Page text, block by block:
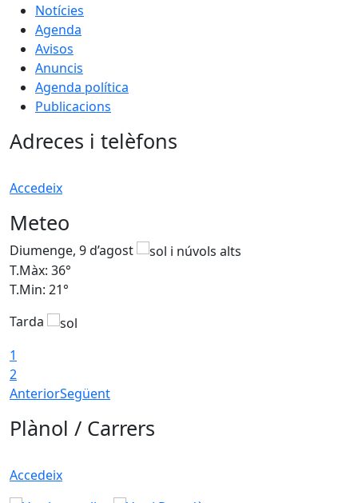
Notícies
Agenda
Avisos
Anuncis
Agenda política
Publicacions
Adreces i telèfons
Accedeix
Meteo
Diumenge, 9 d’agost
T.Màx: 36°
T.Min: 21°
Tarda
1
2
AnteriorSegüent
Plànol / Carrers
Accedeix